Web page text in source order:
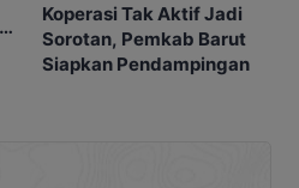
Koperasi Tak Aktif Jadi
Sorotan, Pemkab Barut
Siapkan Pendampingan